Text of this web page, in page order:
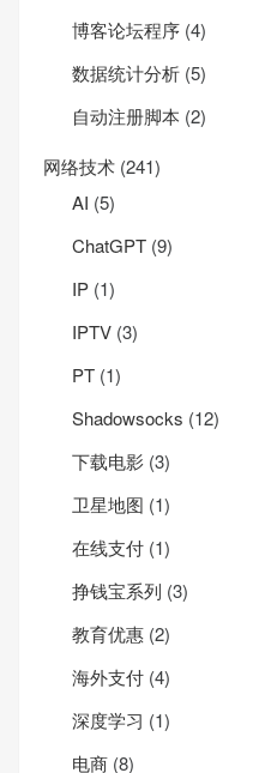
博客论坛程序 (4)
数据统计分析 (5)
自动注册脚本 (2)
网络技术 (241)
AI (5)
ChatGPT (9)
IP (1)
IPTV (3)
PT (1)
Shadowsocks (12)
下载电影 (3)
卫星地图 (1)
在线支付 (1)
挣钱宝系列 (3)
教育优惠 (2)
海外支付 (4)
深度学习 (1)
电商 (8)